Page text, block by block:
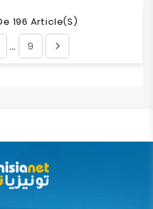
196 Article(s)
… 9 